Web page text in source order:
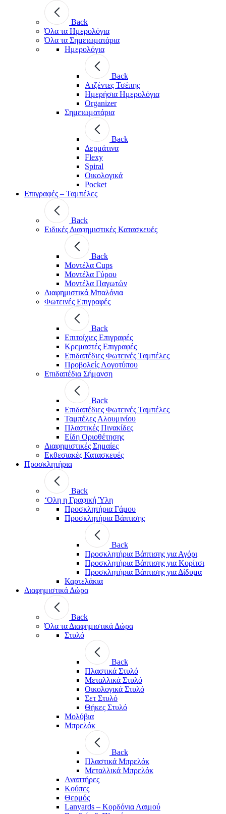
Back
Όλα τα Ημερολόγια
Όλα τα Σημειωματάρια
Ημερολόγια
Back
Ατζέντες Τσέπης
Ημερήσια Ημερολόγια
Organizer
Σημειωματάρια
Back
Δερμάτινα
Flexy
Spiral
Οικολογικά
Pocket
Επιγραφές – Ταμπέλες
Back
Ειδικές Διαφημιστικές Κατασκευές
Back
Μοντέλα Cups
Μοντέλα Γύρου
Μοντέλα Παγωτών
Διαφημιστικά Μπαλόνια
Φωτεινές Επιγραφές
Back
Επιτοίχιες Επιγραφές
Κρεμαστές Επιγραφές
Επιδαπέδιες Φωτεινές Ταμπέλες
Προβολείς Λογοτύπου
Επιδαπέδια Σήμανση
Back
Επιδαπέδιες Φωτεινές Ταμπέλες
Ταμπέλες Αλουμινίου
Πλαστικές Πινακίδες
Είδη Οριοθέτησης
Διαφημιστικές Σημαίες
Εκθεσιακές Κατασκευές
Προσκλητήρια
Back
‘Ολη η Γραφική Ύλη
Προσκλητήρια Γάμου
Προσκλητήρια Βάπτισης
Back
Προσκλητήρια Βάπτισης για Αγόρι
Προσκλητήρια Βάπτισης για Κορίτσι
Προσκλητήρια Βάπτισης για Δίδυμα
Καρτελάκια
Διαφημιστικά Δώρα
Back
Όλα τα Διαφημιστικά Δώρα
Στυλό
Back
Πλαστικά Στυλό
Μεταλλικά Στυλό
Οικολογικά Στυλό
Σετ Στυλό
Θήκες Στυλό
Μολύβια
Μπρελόκ
Back
Πλαστικά Μπρελόκ
Μεταλλικά Μπρελόκ
Αναπτήρες
Κούπες
Θερμός
Lanyards – Kορδόνια Λαιμού